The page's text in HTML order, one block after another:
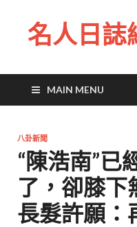
名人日誌
MAIN MENU
八卦新聞
“陳浩南”已
了，卻膝下
長髮許願：